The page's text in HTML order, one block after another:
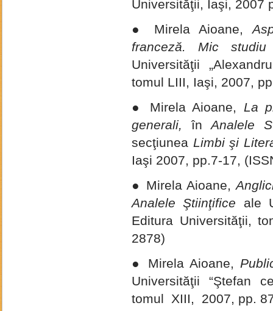
Universităţii, Iaşi, 2007
● Mirela Aioane,
franceză. Mic
Universităţii
tomul LIII, Iaşi, 2007,
● Mirela Aioane, La
generali,înAnalele
secţiunea Limbi şi
Iaşi 2007, pp.7-17,
● Mirela Aioane,
Analele Ştiinţifice ale
Editura Universităţii,
2878)
● Mirela Aioane,
Universităţii “Ştefan
tomul XIII, 2007, pp.